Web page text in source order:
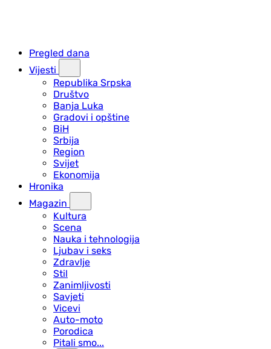
Pregled dana
Vijesti
Republika Srpska
Društvo
Banja Luka
Gradovi i opštine
BiH
Srbija
Region
Svijet
Ekonomija
Hronika
Magazin
Kultura
Scena
Nauka i tehnologija
Ljubav i seks
Zdravlje
Stil
Zanimljivosti
Savjeti
Vicevi
Auto-moto
Porodica
Pitali smo...